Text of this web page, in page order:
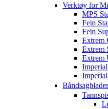
Verktøy for
MPS
Fein
Fein
Extrem
Extrem
Extrem